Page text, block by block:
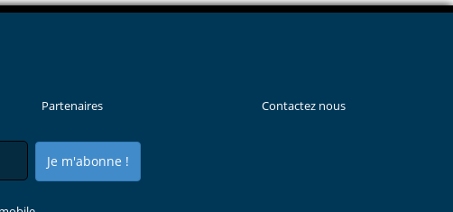
Partenaires Contactez nous
Je m'abonne !